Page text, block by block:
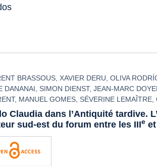
BRASSOUS XAVIER DERU ,OLIVA
DANANAI
SIMON DIENST,JEAN-MARC
, MANUEL GOMES SÉVERINE LEMAÎTRE ,
Claudia dans l’Antiquité tardive.
sud-est du forum entre les IIIe